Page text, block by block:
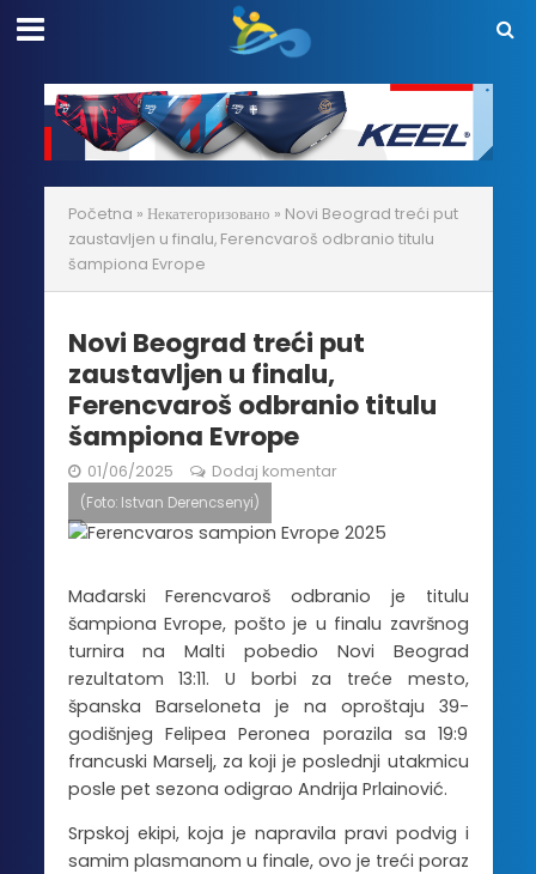
Početna » Некатегоризовано » Novi Beograd treći put
zaustavljen u finalu, Ferencvaroš odbranio titulu
šampiona Evrope
Novi Beograd treći put
zaustavljen u finalu,
Ferencvaroš odbranio titulu
šampiona Evrope
01/06/2025 Dodaj komentar
(Foto: Istvan Derencsenyi)
Mađarski Ferencvaroš odbranio je titulu
šampiona Evrope, pošto je u finalu završnog
turnira na Malti pobedio Novi Beograd
rezultatom 13:11. U borbi za treće mesto,
španska Barseloneta je na oproštaju 39-
godišnjeg Felipea Peronea porazila sa 19:9
francuski Marselj, za koji je poslednji utakmicu
posle pet sezona odigrao Andrija Prlainović.
Srpskoj ekipi, koja je napravila pravi podvig i
samim plasmanom u finale, ovo je treći poraz